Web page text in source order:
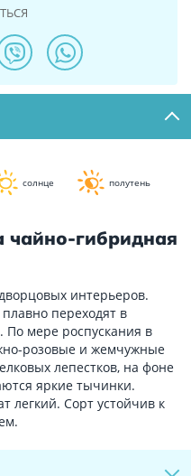
солнце полутень
чайно-гибридная
интерьеров.
переходят в
мере роспускания в
розовые и жемчужные
лепестков, на фоне
яркие тычинки.
легкий. Сорт устойчив к